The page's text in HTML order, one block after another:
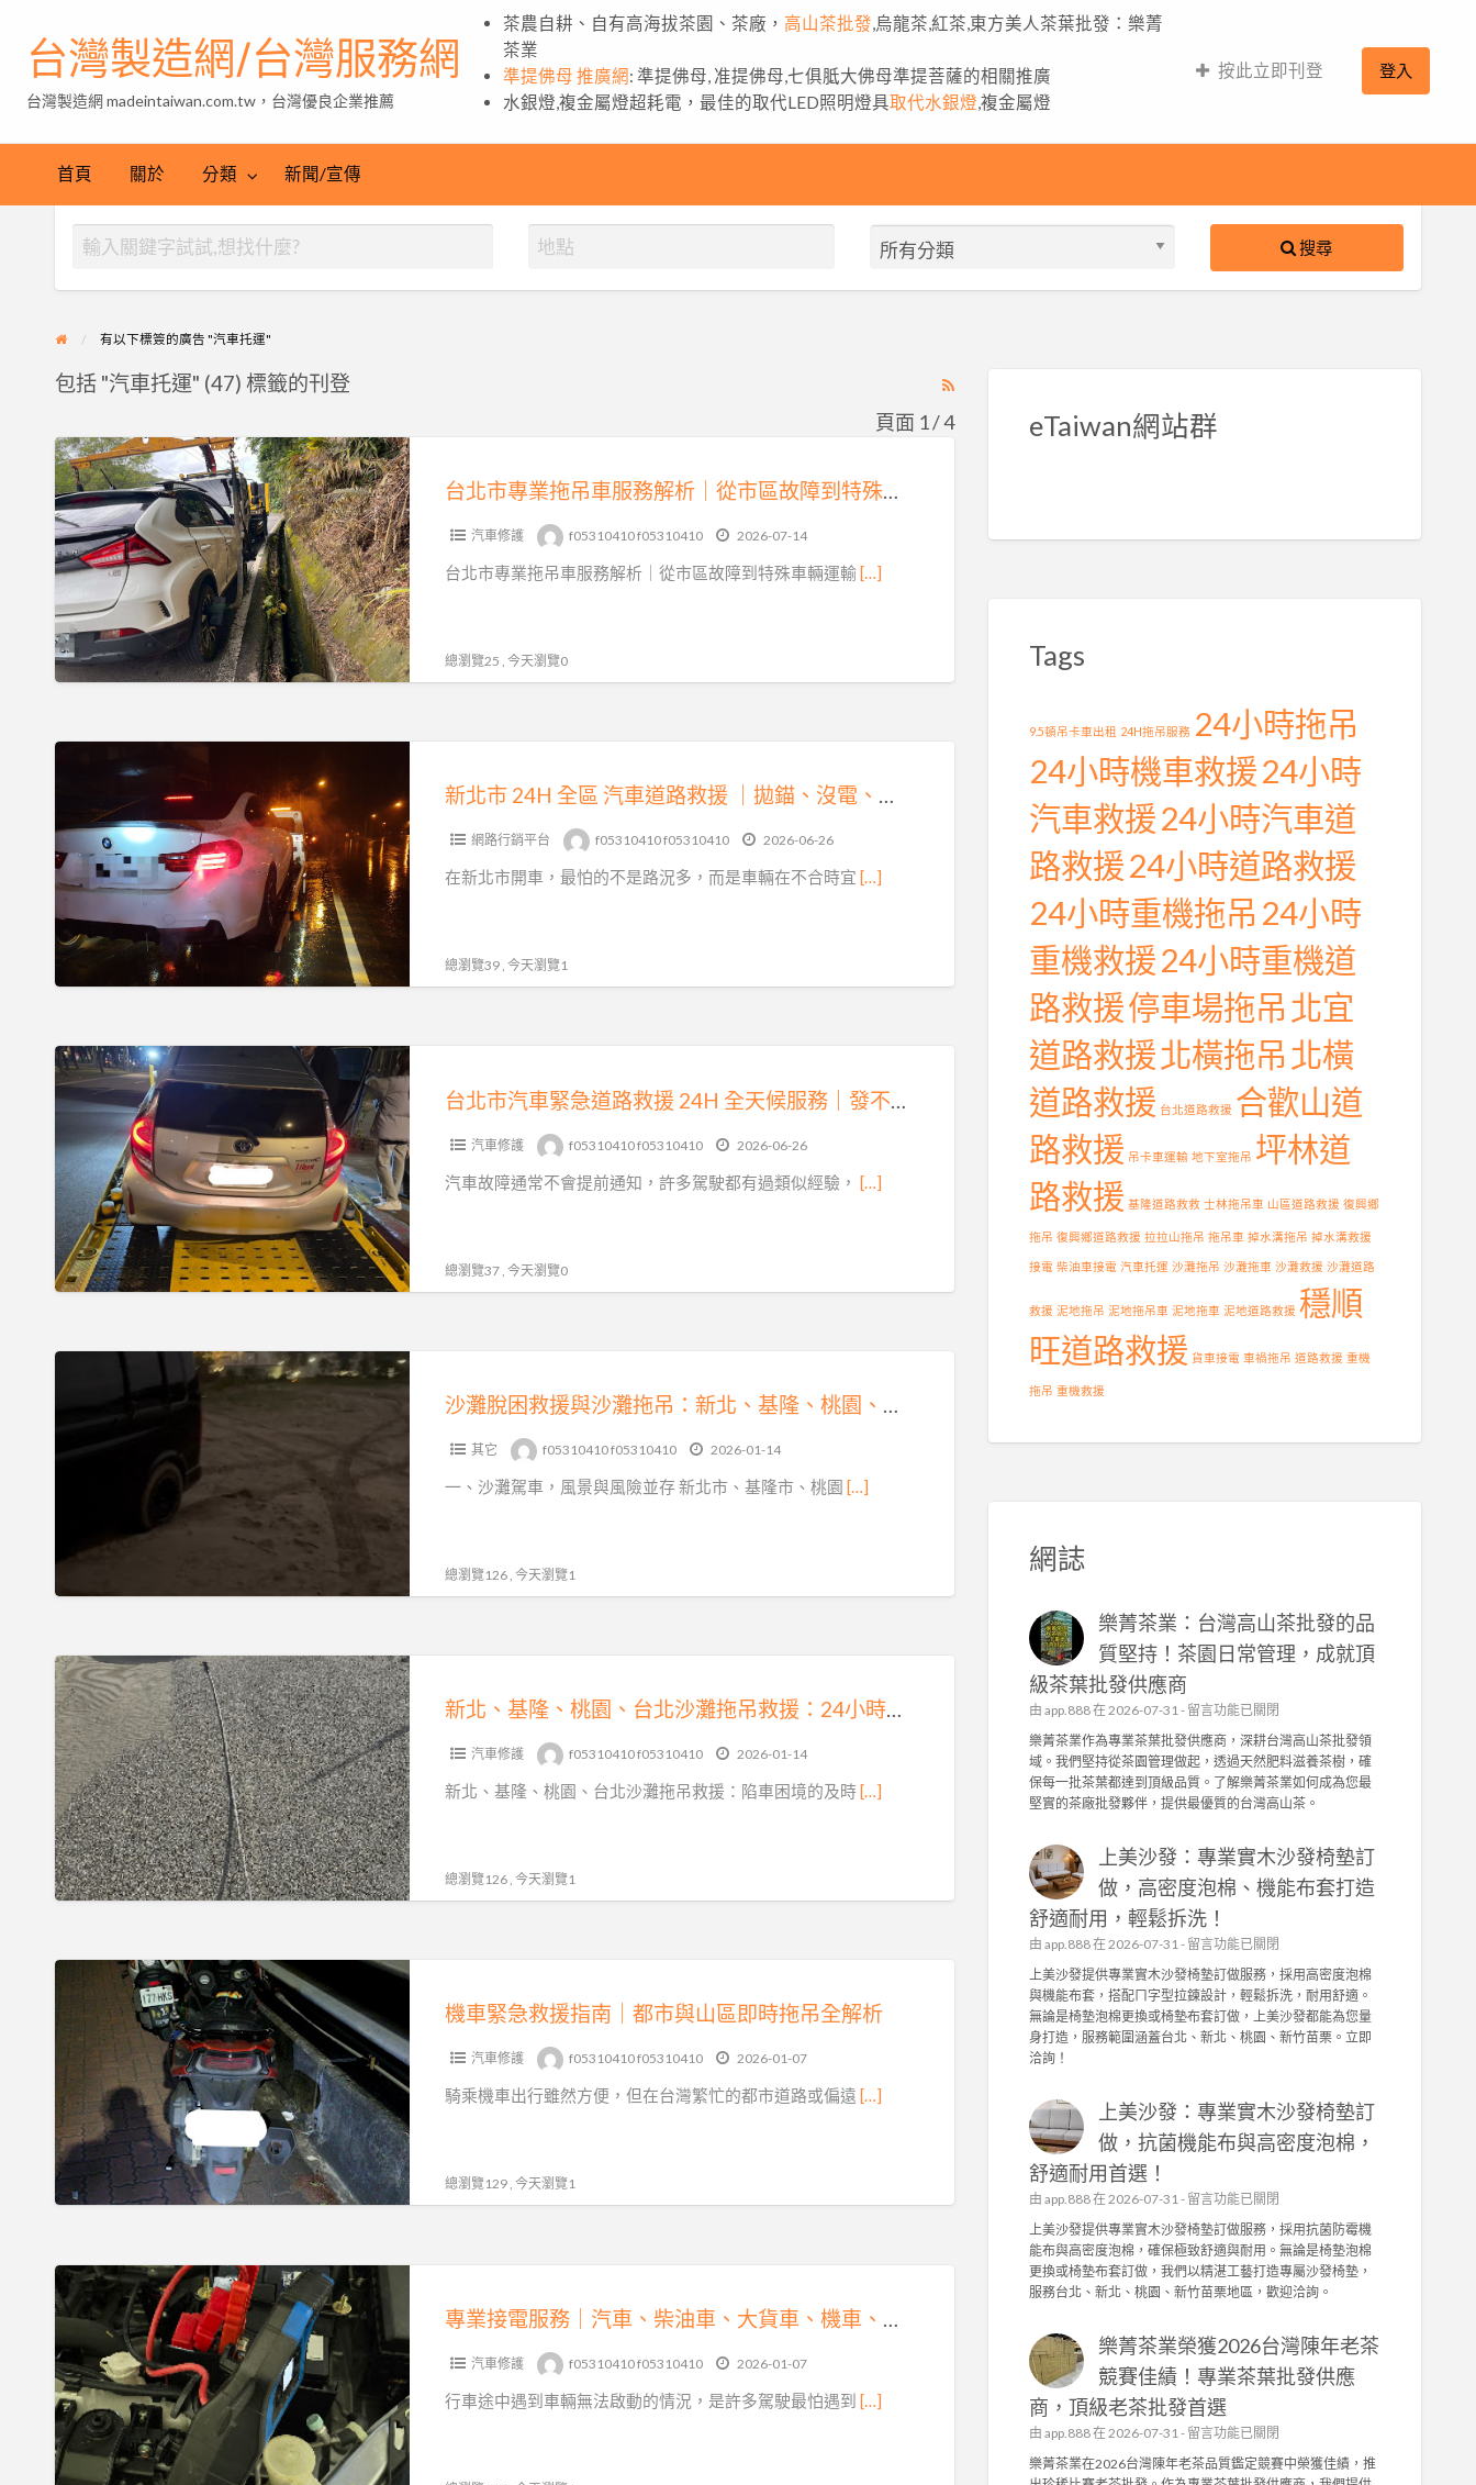
台灣製造網/台灣服務網
台灣製造網 madeintaiwan.com.tw，台灣優良企業推薦
茶農自耕、自有高海拔茶園、茶廠， 高山茶批發 ,烏龍茶,紅茶,東方美人茶葉批發：樂菁
茶業
準提佛母 推廣網: 準提佛母, 准提佛母,七俱胝大佛母準提菩薩的相關推廣
水銀燈,複金屬燈超耗電，最佳的取代LED照明燈具取代水銀燈 ,複金屬燈
按此立即刊登 登入
首頁 關於 分類 新聞/宣傳
搜尋
有以下標簽的廣告 "汽車托運"
RSS
Feed
包括 "汽車托運" (47) 標籤的刊登
頁面 1 / 4
台
北
市
專
業
拖
吊
車
服
解
從
市
區
故
障
到
殊
車
輛
輸
的
完
整
指
台北市專業拖吊車服務解析｜從市區故障到特殊車輛運輸的完整指南
汽車修護 f05310410 f05310410 2026-07-14
台北市專業拖吊車服務解析｜從市區故障到特殊車輛運輸 […]
總瀏覽25 , 今天瀏覽0
24H
全
汽
車
道
救
援
拋
錨、
沒
電、
爆
胎、
故
新北市 24H 全區 汽車道路救援 ｜拋錨、沒電、爆胎、事故拖吊即時到場
網路行銷平台 f05310410 f05310410 2026-06-26
在新北市開車，最怕的不是路況多，而是車輛在不合時宜 […]
總瀏覽39 , 今天瀏覽1
台
北
汽
車
緊
急
道
路
援
｜
發
動、
故
障、
爆
胎、
事
故
拖
運
支
汽車修護 f05310410 f05310410 2026-06-26
汽車故障通常不會提前通知，許多駕駛都有過類似經驗， […]
總瀏覽37 , 今天瀏覽0
沙
沙
灘
吊：
新
北、
基
隆、
桃
園、
台
北
專
業
道
沙灘脫困救援與沙灘拖吊：新北、基隆、桃園、台北的專業解困之道
其它 f05310410 f05310410 2026-01-14
一、沙灘駕車，風景與風險並存 新北市、基隆市、桃園 […]
總瀏覽126 , 今天瀏覽1
新
北、
基
隆、
桃
園、
台
北
沙
拖
救
援：
小
時
陷
車
境
的
及
時
救
星
新北、基隆、桃園、台北沙灘拖吊救援：24小時陷車困境的及時救星
汽車修護 f05310410 f05310410 2026-01-14
新北、基隆、桃園、台北沙灘拖吊救援：陷車困境的及時[…]
總瀏覽126 , 今天瀏覽1
緊
急
救
援
指
南
｜
市
與
區
即
時
拖
吊
機車緊急救援指南｜都市與山區即時拖吊全解析
汽車修護 f05310410 f05310410 2026-01-07
騎乘機車出行雖然方便，但在台灣繁忙的都市道路或偏遠 […]
總瀏覽129 , 今天瀏覽1
專
業
接
電
服
務
｜
專業接電服務｜汽車、柴油車、大貨車、機車、重機全方位救援
汽車修護 f05310410 f05310410 2026-01-07
行車途中遇到車輛無法啟動的情況，是許多駕駛最怕遇到 […]
eTaiwan網站群
Tags
9.5頓吊卡車出租 24H拖吊服務 24小時拖吊
24小時機車救援24小時
汽車救援24小時汽車道
路救援24小時道路救援
24小時重機拖吊 24小時
重機救援24小時重機道
路救援停車場拖吊 北宜
道路救援北橫拖吊 北橫
道路救援 台北道路救援 合歡山道
路救援 吊卡車運輸 地下室拖吊 坪林道
路救援 基隆道路救救 士林拖吊車 山區道路救援 復興鄉
拖吊 復興鄉道路救援 拉拉山拖吊 拖吊車 掉水溝拖吊 掉水溝救援
接電 柴油車接電 汽車托運 沙灘拖吊 沙灘拖車 沙灘救援 沙灘道路
救援 泥地拖吊 泥地拖吊車 泥地拖車 泥地道路救援 穩順
旺道路救援 貨車接電 車禍拖吊 道路救援 重機
拖吊 重機救援
網誌
樂菁茶業：台灣高山茶批發的品
質堅持！茶園日常管理，成就頂
級茶葉批發供應商
由 app.888在 2026-07-31 - 在
〈
樂
菁
茶
業
台
灣
高
山
茶
發
的
品
質
！
園
常
管
理
，
成
就
級
茶
葉
批
發
供
應
商
留言功能已關閉
樂菁茶業作為專業茶葉批發供應商，深耕台灣高山茶批發領
域。我們堅持從茶園管理做起，透過天然肥料滋養茶樹，確
保每一批茶葉都達到頂級品質。了解樂菁茶業如何成為您最
堅實的茶廠批發夥伴，提供最優質的台灣高山茶。
上美沙發：專業實木沙發椅墊訂
做，高密度泡棉、機能布套打造
舒適耐用，輕鬆拆洗！
由 app.888在 2026-07-31 - 在
〈
上
美
沙
發
業
實
木
發
墊
訂
做
，
密
度
泡
棉
、
機
能
留言功能已關閉
上美沙發提供專業實木沙發椅墊訂做服務，採用高密度泡棉
與機能布套，搭配ㄇ字型拉鍊設計，輕鬆拆洗，耐用舒適。
無論是椅墊泡棉更換或椅墊布套訂做，上美沙發都能為您量
身打造，服務範圍涵蓋台北、新北、桃園、新竹苗栗。立即
洽詢！
上美沙發：專業實木沙發椅墊訂
做，抗菌機能布與高密度泡棉，
舒適耐用首選！
由 app.888在 2026-07-31 - 在
〈
上
美
沙
發
專
業
實
木
沙
椅
留言功能已關閉
上美沙發提供專業實木沙發椅墊訂做服務，採用抗菌防霉機
能布與高密度泡棉，確保極致舒適與耐用。無論是椅墊泡棉
更換或椅墊布套訂做，我們以精湛工藝打造專屬沙發椅墊，
服務台北、新北、桃園、新竹苗栗地區，歡迎洽詢。
樂菁茶業榮獲2026台灣陳年老茶
競賽佳績！專業茶葉批發供應
商，頂級老茶批發首選
由 app.888在 2026-07-31 - 在
〈
樂
留言功能已關閉
樂菁茶業在2026台灣陳年老茶品質鑑定競賽中榮獲佳績，推